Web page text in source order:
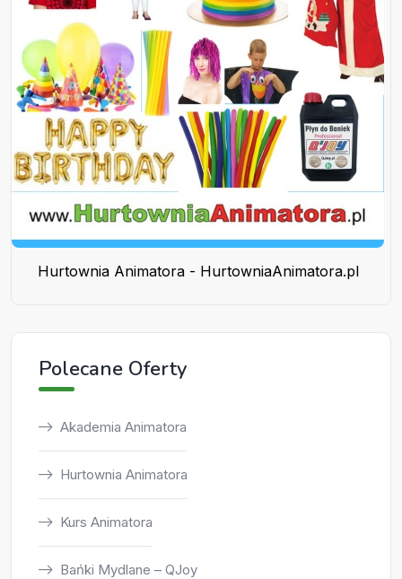
Hurtownia Animatora - HurtowniaAnimatora.pl
Polecane Oferty
Akademia Animatora
Hurtownia Animatora
Kurs Animatora
Bańki Mydlane – QJoy